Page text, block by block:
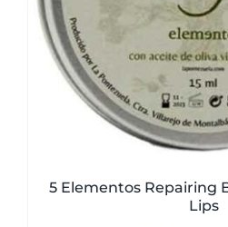
5 Elementos Repairing
Lips